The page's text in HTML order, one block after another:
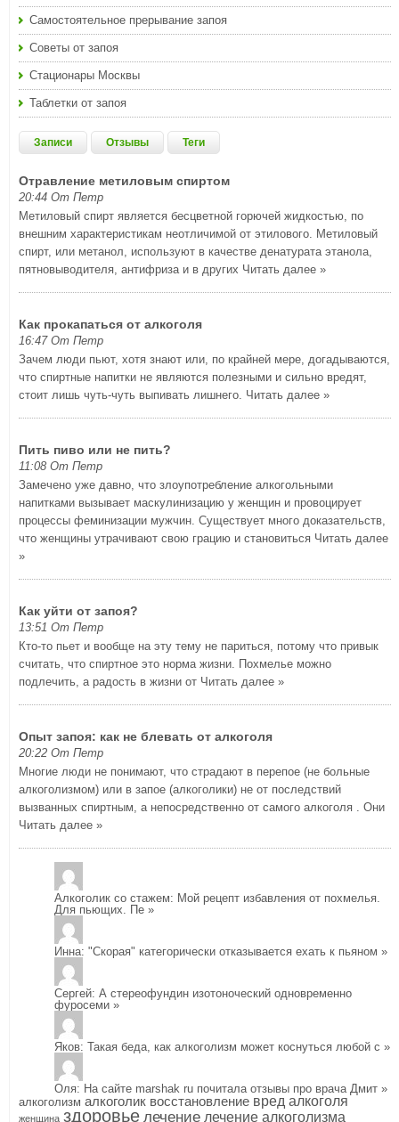
Самостоятельное прерывание запоя
Советы от запоя
Стационары Москвы
Таблетки от запоя
Записи Отзывы Теги
Отравление метиловым спиртом
20:44 От Петр
Метиловый спирт является бесцветной горючей жидкостью, по
внешним характеристикам неотличимой от этилового. Метиловый
спирт, или метанол, используют в качестве денатурата этанола,
пятновыводителя, антифриза и в других Читать далее »
Как прокапаться от алкоголя
16:47 От Петр
Зачем люди пьют, хотя знают или, по крайней мере, догадываются,
что спиртные напитки не являются полезными и сильно вредят,
стоит лишь чуть-чуть выпивать лишнего. Читать далее »
Пить пиво или не пить?
11:08 От Петр
Замечено уже давно, что злоупотребление алкогольными
напитками вызывает маскулинизацию у женщин и провоцирует
процессы феминизации мужчин. Существует много доказательств,
что женщины утрачивают свою грацию и становиться Читать далее
»
Как уйти от запоя?
13:51 От Петр
Кто-то пьет и вообще на эту тему не париться, потому что привык
считать, что спиртное это норма жизни. Похмелье можно
подлечить, а радость в жизни от Читать далее »
Опыт запоя: как не блевать от алкоголя
20:22 От Петр
Многие люди не понимают, что страдают в перепое (не больные
алкоголизмом) или в запое (алкоголики) не от последствий
вызванных спиртным, а непосредственно от самого алкоголя . Они
Читать далее »
Алкоголик со стажем: Мой рецепт избавления от похмелья.
Для пьющих. Пе »
Инна: "Скорая" категорически отказывается ехать к пьяном »
Сергей: А стереофундин изотоноческий одновременно
фуросеми »
Яков: Такая беда, как алкоголизм может коснуться любой с »
Оля: На сайте marshak ru почитала отзывы про врача Дмит »
алкоголизм алкоголик восстановление вред алкоголя
женщина здоровье лечение лечение алкоголизма